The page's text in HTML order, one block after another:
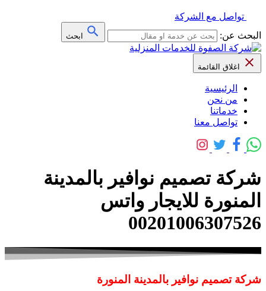
تواصل مع الشركة
البحث عن:
ابحث
اغلاق القائمة
الرئيسية
من نحن
خدماتنا
تواصل معنا
شركة تصميم نوافير بالمدينة
المنورة للايجار واتس
00201006307526
شركة تصميم نوافير بالمدينة المنورة